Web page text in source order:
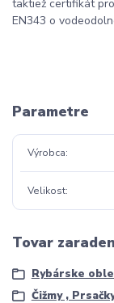
taktiež certifikát
EN343 o
Parametre
Výrobca
Velikost
Tovar
Rybárske
Čižmy ,